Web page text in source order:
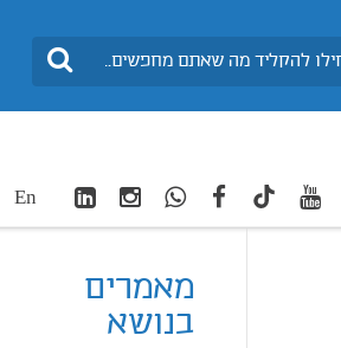
חיפוש
youtube
TikTok
facebook
WhatsApp
Instagram
LinkedIn
En
מאמרים
בנושא